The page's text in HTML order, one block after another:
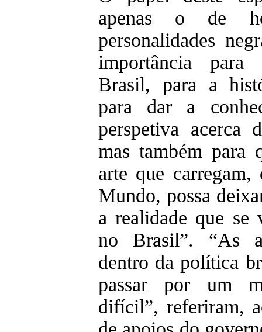
apenas o de
personalidades
importância
Brasil, para a
para dar a
perspetiva acerca
mas também para
arte que
Mundo, possa
a realidade que se
no Brasil”. “As
dentro da política
passar por um
difícil”, referiram,